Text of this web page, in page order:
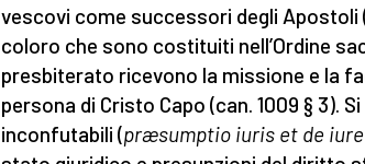
vescovi come successori degli Apostoli
coloro che sono costituiti nell’Ordine
presbiterato ricevono la missione e la
persona di Cristo Capo (can. 1009 § 3).
inconfutabili (præsumptio iuris et de iure